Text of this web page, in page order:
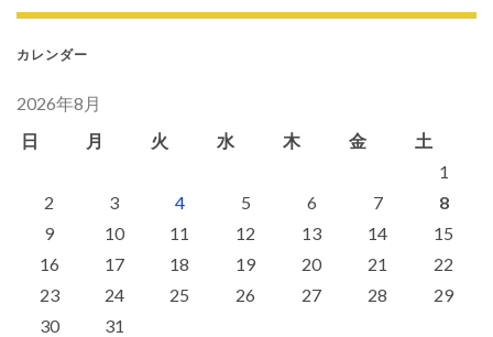
カレンダー
2026年8月
日
月 火 水 木 金
土
1
2
3 4 5 6 7
8
9
10 11 12 13 14
15
16
17 18 19 20 21
22
23
24 25 26 27 28
29
30
31